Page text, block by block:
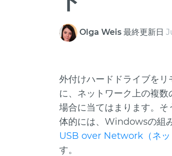
Olga Weis 最終更新日
外付けハードドライブを
に、ネットワーク上の複
場合に当てはまります。
体的には、Windowsの組
USB over Network（ネッ
す。